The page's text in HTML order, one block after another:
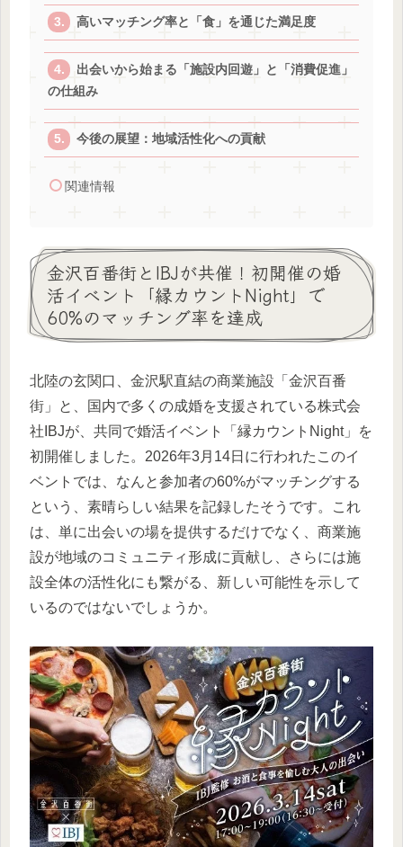
高いマッチング率と「食」を通じた満足度
出会いから始まる「施設内回遊」と「消費促進」
の仕組み
今後の展望：地域活性化への貢献
関連情報
金沢百番街とIBJが共催！初開催の婚
活イベント「縁カウントNight」で
60%のマッチング率を達成
北陸の玄関口、金沢駅直結の商業施設「金沢百番
街」と、国内で多くの成婚を支援されている株式会
社IBJが、共同で婚活イベント「縁カウントNight」を
初開催しました。2026年3月14日に行われたこのイ
ベントでは、なんと参加者の60%がマッチングする
という、素晴らしい結果を記録したそうです。これ
は、単に出会いの場を提供するだけでなく、商業施
設が地域のコミュニティ形成に貢献し、さらには施
設全体の活性化にも繋がる、新しい可能性を示して
いるのではないでしょうか。